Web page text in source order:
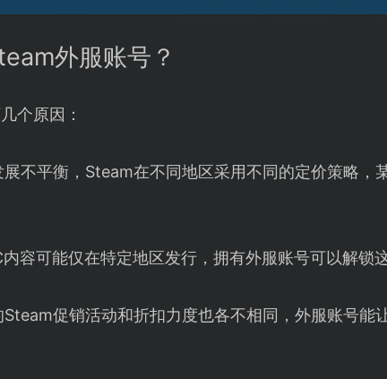
外服账号？
个原因：
不平衡，Steam在不同地区采用不同的定价策略，
容可能仅在特定地区发行，拥有外服账号可以解锁
促销活动和折扣力度也各不相同，外服账号能